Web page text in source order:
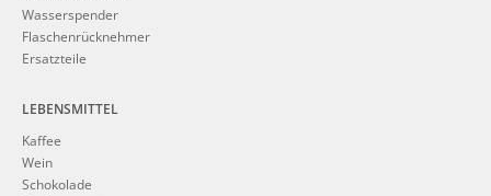
Wasserspender
Flaschenrücknehmer
Ersatzteile
LEBENSMITTEL
Kaffee
Wein
Schokolade